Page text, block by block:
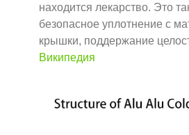
находится лекарство. Это
безопасное уплотнение с
крышки, поддержание
Википедия